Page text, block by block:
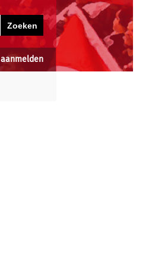
aanmelden